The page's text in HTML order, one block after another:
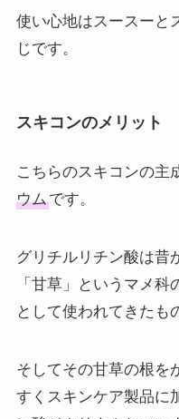
使い心地はスースーと
じです。
スキコンのメリット
こちらのスキコンの主
ウムです。
グリチルリチン酸は昔
「甘草」というマメ
として使われてきたも
そしてその甘草の根を
すくスキンケア製品に